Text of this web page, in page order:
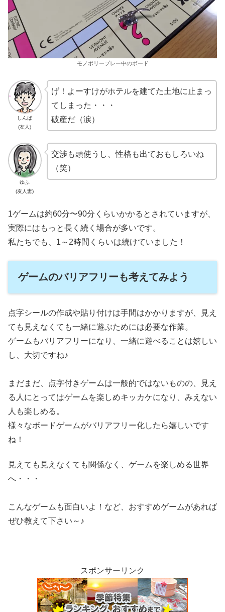
モノポリープレー中のボード
しんば
(友人)
げ！よーすけがホテルを建てた土地に止まっ
てしまった・・・
破産だ（涙）
ゆふ
(友人妻)
交渉も頭使うし、性格も出ておもしろいね
（笑）
1ゲームは約60分〜90分くらいかかるとされていますが、
実際にはもっと長く続く場合が多いです。
私たちでも、1～2時間くらいは続けていました！
ゲームのバリアフリーも考えてみよう
点字シールの作成や貼り付けは手間はかかりますが、見え
ても見えなくても一緒に遊ぶためには必要な作業。
ゲームもバリアフリーになり、一緒に遊べることは嬉しい
し、大切ですね♪
まだまだ、点字付きゲームは一般的ではないものの、見え
る人にとってはゲームを楽しめキッカケになり、みえない
人も楽しめる。
様々なボードゲームがバリアフリー化したら嬉しいです
ね！
見えても見えなくても関係なく、ゲームを楽しめる世界
へ・・・
こんなゲームも面白いよ！など、おすすめゲームがあれば
ぜひ教えて下さい～♪
スポンサーリンク